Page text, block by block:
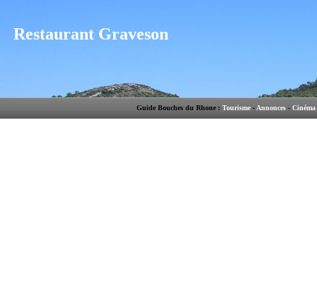
Restaurant Graveson
Guide Bouches du Rhone : Tourisme- Annonces- Cinéma